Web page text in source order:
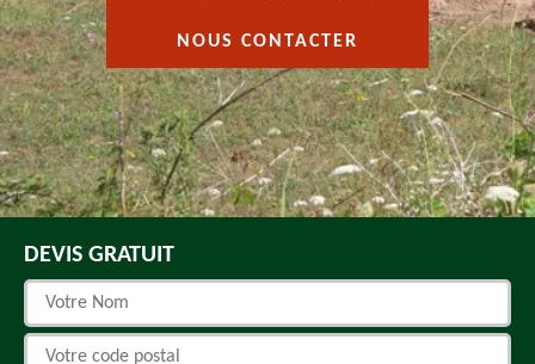
NOUS CONTACTER
DEVIS GRATUIT